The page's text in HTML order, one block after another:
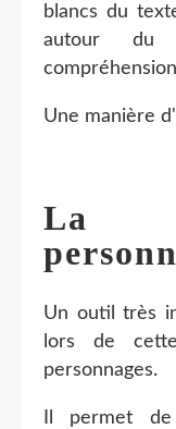
blancs du
autour du
Une manière
La
Un outil très
lors de
personnages.
Il permet